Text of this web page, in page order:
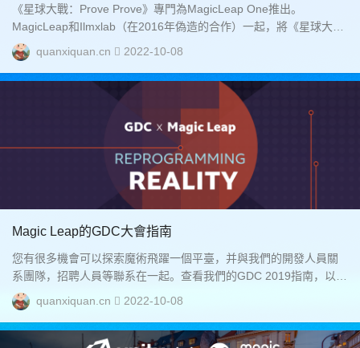
《星球大戰：Prove Prove》專門為MagicLeap One推出。
MagicLeap和Ilmxlab（在2016年偽造的合作）一起，將《星球大
戰》的世界帶入了我們自己的世界。magic Leap和Ilmxlab將一個星
系...
quanxiquan.cn 2022-10-08
Magic Leap的GDC大會指南
您有很多機會可以探索魔術飛躍一個平臺，并與我們的開發人員關
系團隊，招聘人員等聯系在一起。查看我們的GDC 2019指南，以獲
取完整的詳細信息列表。全面了解了GDC 2019上的魔術飛...
quanxiquan.cn 2022-10-08